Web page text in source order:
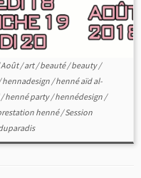
Août/art/beauté/beauty/
hennadesign /henné aïd al-
/henné party/hennédesign /
henné/Session